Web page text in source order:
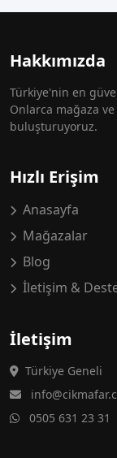
Hakkımızda
Türkiye'nin en
Onlarca mağaza
buluşturuyoruz.
Hızlı Erişim
Anasayfa
Mağazalar
Blog
İletişim &
İletişim
Türkiye Geneli
0505 631 23 31